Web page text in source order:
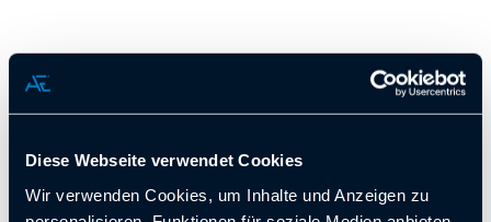
Diese Webseite verwendet Cookies
Wir verwenden Cookies, um Inhalte und Anzeigen zu
Wir freuen uns auf weiterführende
Gespräche und Kooperationen in diesem